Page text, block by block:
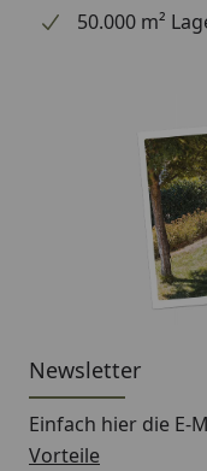
50.000 m²
Newsletter
Einfach hier die E-
Vorteile